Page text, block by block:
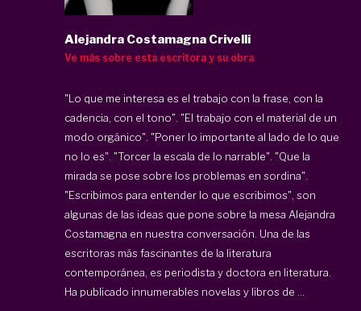
Alejandra Costamagna Crivelli
Ve más sobre esta escritora y su obra
"Lo que me interesa es el trabajo con la frase, con la
cadencia, con el tono". "El trabajo con el material de un
modo orgánico". "Poner lo importante al lado de lo que
no lo es". "Torcer la escala de lo narrable". "Que la
mirada se pose sobre los problemas en sordina".
"Escribimos para entender lo que escribimos", son
algunas de las ideas que pone sobre la mesa Alejandra
Costamagna en nuestra conversación. Una de las
escritoras más fascinantes de la literatura
contemporánea, es periodista y doctora en literatura.
Ha publicado innumerables novelas y libros de ...